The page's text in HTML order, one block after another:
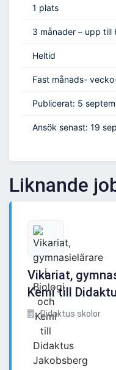
1 plats
3 månader – upp till
Heltid
Fast månads-
Publicerat: 5
Ansök senast: 19
Liknande
Vikariat,
Kemi till
Didaktus skolor